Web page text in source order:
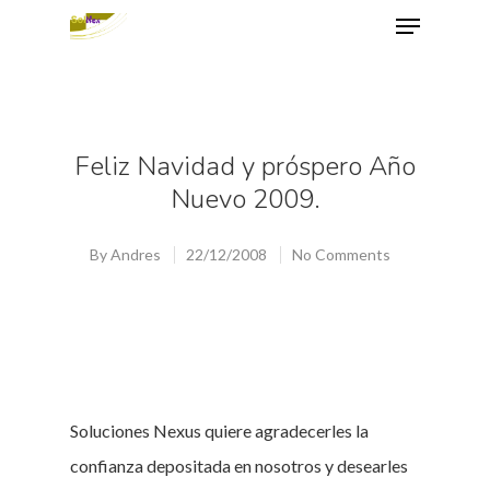
Feliz Navidad y próspero Año
Nuevo 2009.
ByAndres 22/12/2008 No Comments
Soluciones Nexus quiere agradecerles la
confianza depositada en nosotros y desearles